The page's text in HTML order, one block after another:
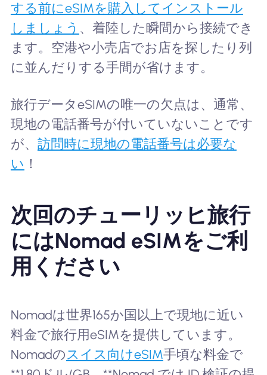
する前にeSIMを購入してインストール
しましょう 、着陸した瞬間から接続でき
ます。空港や小売店でお店を探したり列
に並んだりする手間が省けます。
旅行データeSIMの唯一の欠点は、通常、
現地の電話番号が付いていないことです
が、 訪問時に現地の電話番号は必要な
い ！
次回のチューリッヒ旅行
にはNomad eSIMをご利
用ください
Nomadは世界165か国以上で現地に近い
料金で旅行用eSIMを提供しています。
Nomadの スイス向けeSIM手頃な料金で